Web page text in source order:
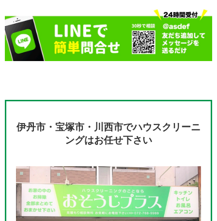
伊丹市・宝塚市・川西市でハウスクリーニ
ングはお任せ下さい